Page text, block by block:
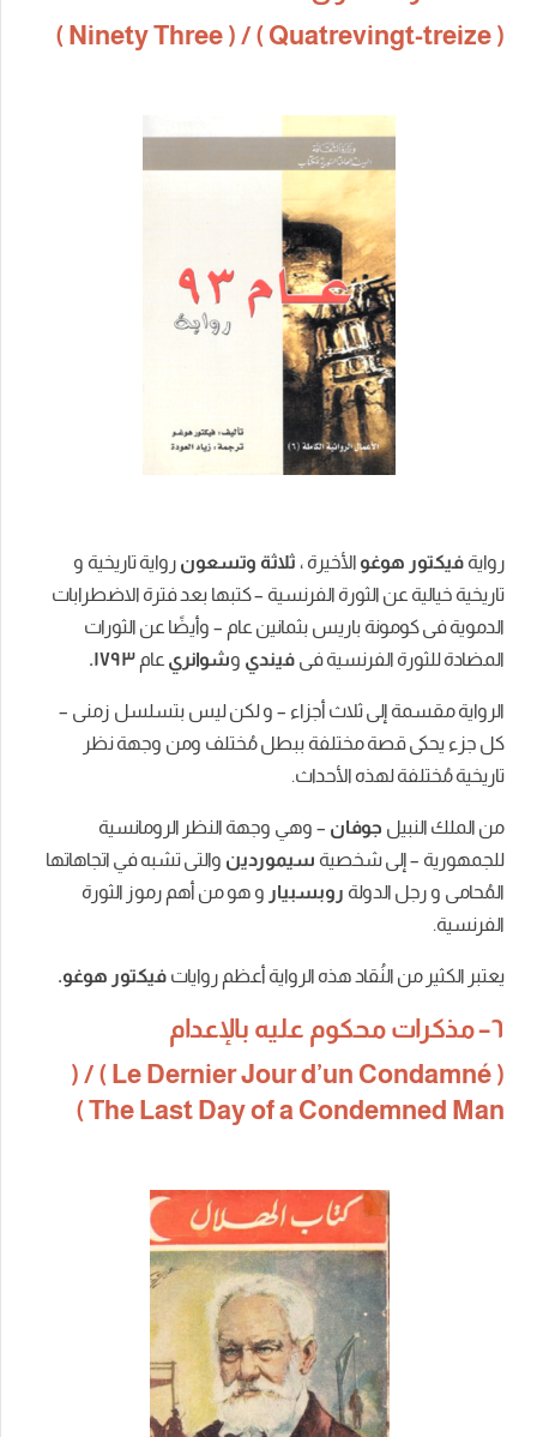
Quatrevingt-treize ) /
)
هوغو الأخيرة،ثلاثةوتسعون روايةتاريخيةو
الثورةالفرنسية– كتبها بعدفترة الاضطرابات
باريسبثمانينعام–وأيضًاعنالثورات
الفرنسيةفىفيندي وشوانري عام١٧٩٣.
إلى ثلاث أجزاء – و لكن ليس بتسلسل زمنى –
قصة مختلفة ببطل مُختلف ومن وجهة نظر
لهذه الأحداث.
جوفان– وهي وجهة النظر الرومانسية
إلى شخصية سيموردينوالتى تشبه في اتجاهاتها
الدولةروبسبيار و هو من أهم رموز الثورة
النُقادهذهالرواية أعظمروايات فيكتورهوغو.
محكومعليهبالإعدام
Le Dernier Jour d’un Condamné ) / (
The Last Day of a